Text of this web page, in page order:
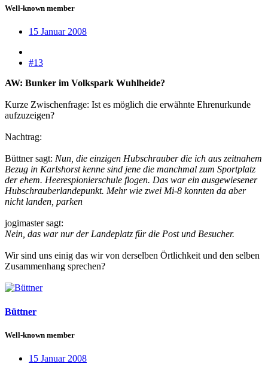
Well-known member
15 Januar 2008
#13
AW: Bunker im Volkspark Wuhlheide?
Kurze Zwischenfrage: Ist es möglich die erwähnte Ehrenurkunde
aufzuzeigen?
Nachtrag:
Büttner sagt: Nun, die einzigen Hubschrauber die ich aus zeitnahem
Bezug in Karlshorst kenne sind jene die manchmal zum Sportplatz
der ehem. Heerespionierschule flogen. Das war ein ausgewiesener
Hubschrauberlandepunkt. Mehr wie zwei Mi-8 konnten da aber
nicht landen, parken
jogimaster sagt:
Nein, das war nur der Landeplatz für die Post und Besucher.
Wir sind uns einig das wir von derselben Örtlichkeit und den selben
Zusammenhang sprechen?
Büttner
Well-known member
15 Januar 2008